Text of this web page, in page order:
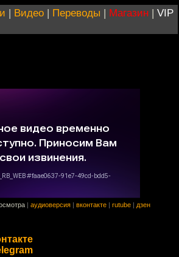
| Видео | Переводы | Магазин | VIP
аудиоверсия вконтакте rutube дзен